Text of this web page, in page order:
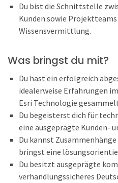
Du bist die Schnittstelle
Kunden sowie
Wissensvermittlung.
Was bringst du mit?
Du hast ein erfolgreich
idealerweise Erfahrungen
Esri Technologie
Du begeisterst dich für
eine ausgeprägte Kunden-
Du kannst
bringst eine
Du besitzt ausgeprägte
verhandlungssicheres